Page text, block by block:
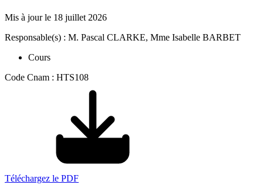
Mis à jour le 18 juillet 2026
Responsable(s) : M. Pascal CLARKE, Mme Isabelle BARBET
Cours
Code Cnam : HTS108
Téléchargez le PDF